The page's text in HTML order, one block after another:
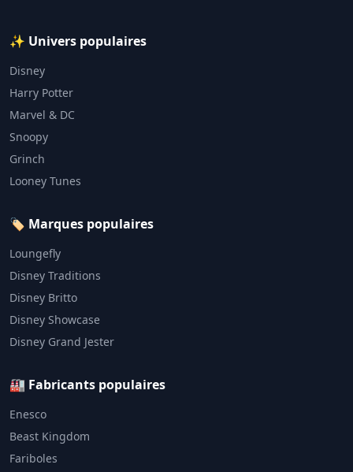
✨ Univers populaires
Disney
Harry Potter
Marvel & DC
Snoopy
Grinch
Looney Tunes
🏷️ Marques populaires
Loungefly
Disney Traditions
Disney Britto
Disney Showcase
Disney Grand Jester
🏭 Fabricants populaires
Enesco
Beast Kingdom
Fariboles